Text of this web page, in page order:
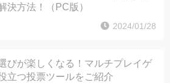
決方法！（PC版）
2024/01/28
びが楽しくなる！マルチプレイゲ
立つ投票ツールをご紹介